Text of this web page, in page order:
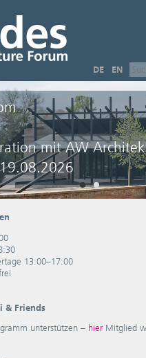
DE EN
mit AW
13:00–17:00
& Friends
unterstützen – hier Mitglied